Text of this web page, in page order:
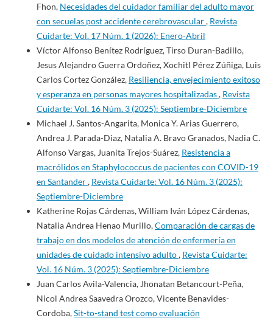
Fhon, Necesidades del cuidador familiar del adulto mayor
con secuelas post accidente cerebrovascular, Revista
Cuidarte: Vol. 17 Núm. 1 (2026): Enero-Abril
Víctor Alfonso Benítez Rodríguez, Tirso Duran-Badillo,
Jesus Alejandro Guerra Ordoñez, Xochitl Pérez Zúñiga, Luis
Carlos Cortez González, Resiliencia, envejecimiento exitoso
y esperanza en personas mayores hospitalizadas, Revista
Cuidarte: Vol. 16 Núm. 3 (2025): Septiembre-Diciembre
Michael J. Santos-Angarita, Monica Y. Arias Guerrero,
Andrea J. Parada-Diaz, Natalia A. Bravo Granados, Nadia C.
Alfonso Vargas, Juanita Trejos-Suárez, Resistencia a
macrólidos en Staphylococcus de pacientes con COVID-19
en Santander, Revista Cuidarte: Vol. 16 Núm. 3 (2025):
Septiembre-Diciembre
Katherine Rojas Cárdenas, William Iván López Cárdenas,
Natalia Andrea Henao Murillo,Comparación de cargas de
trabajo en dos modelos de atención de enfermería en
unidades de cuidado intensivo adulto, Revista Cuidarte:
Vol. 16 Núm. 3 (2025): Septiembre-Diciembre
Juan Carlos Avila-Valencia, Jhonatan Betancourt-Peña,
Nicol Andrea Saavedra Orozco, Vicente Benavides-
Cordoba,Sit-to-stand test como evaluación